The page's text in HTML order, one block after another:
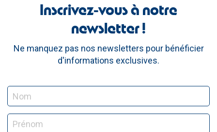
Inscrivez-vous à notre
newsletter !
Ne manquez pas nos newsletters pour bénéficier
d'informations exclusives.